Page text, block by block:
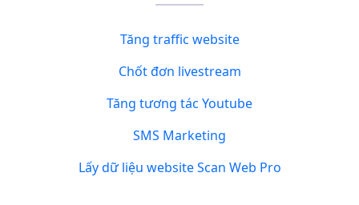
Tăng traffic website
Chốt đơn livestream
Tăng tương tác Youtube
SMS Marketing
Lấy dữ liệu website Scan Web Pro